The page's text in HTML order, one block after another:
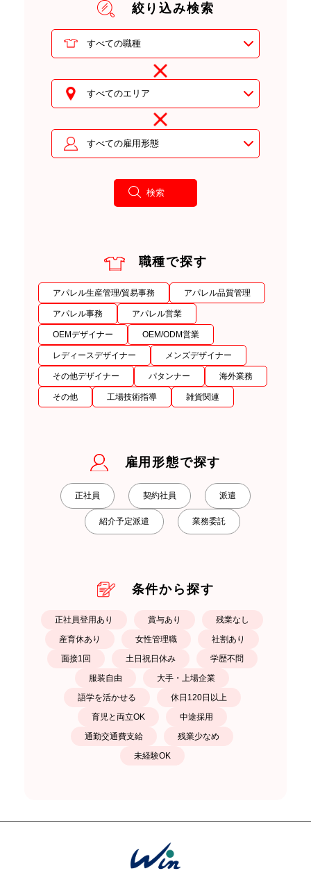
絞り込み検索
職種で探す
アパレル生産管理/貿易事務 アパレル品質管理
アパレル事務 アパレル営業
OEMデザイナー OEM/ODM営業
レディースデザイナー メンズデザイナー
その他デザイナー パタンナー 海外業務
その他 工場技術指導 雑貨関連
雇用形態で探す
正社員 契約社員 派遣
紹介予定派遣 業務委託
条件から探す
正社員登用あり 賞与あり
残業なし
産育休あり
女性管理職
社割あり
面接1回
土日祝日休み
学歴不問
服装自由
大手・上場企業
語学を活かせる
休日120日以上
育児と両立OK
中途採用
通勤交通費支給
残業少なめ
未経験OK